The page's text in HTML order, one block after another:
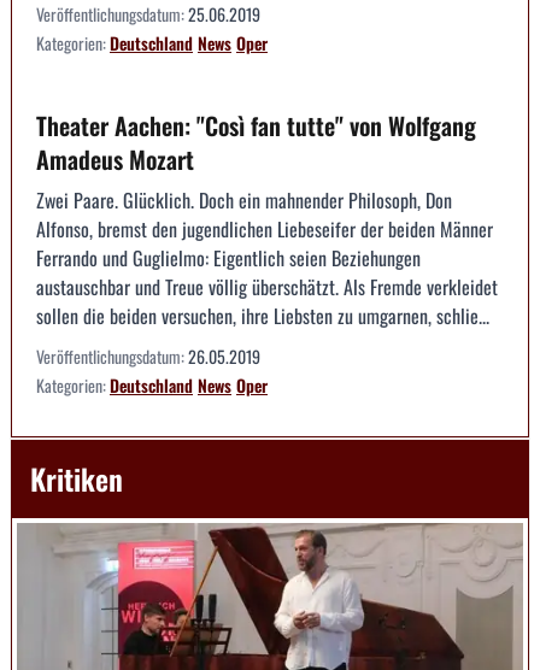
Veröffentlichungsdatum:25.06.2019
Kategorien:DeutschlandNewsOper
Theater Aachen: "Così fan tutte" von Wolfgang
Amadeus Mozart
Zwei Paare. Glücklich. Doch ein mahnender Philosoph, Don
Alfonso, bremst den jugendlichen Liebeseifer der beiden Männer
Ferrando und Guglielmo: Eigentlich seien Beziehungen
austauschbar und Treue völlig überschätzt. Als Fremde verkleidet
sollen die beiden versuchen, ihre Liebsten zu umgarnen, schlie...
Veröffentlichungsdatum:26.05.2019
Kategorien:DeutschlandNewsOper
Kritiken